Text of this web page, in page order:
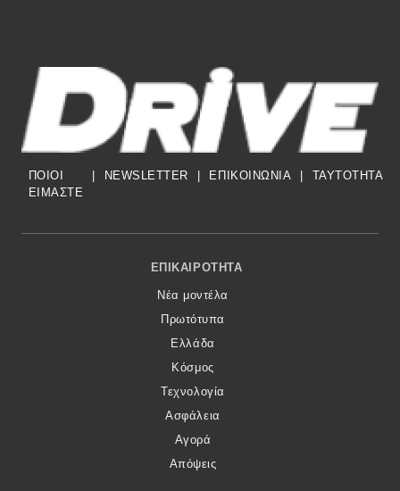
ΠΟΙΟΙ
ΕΙΜΑΣΤΕ
| NEWSLETTER | ΕΠΙΚΟΙΝΩΝΙΑ | TAYTOTHTA
Footer Menu
ΕΠΙΚΑΙΡΌΤΗΤΑ
Νέα μοντέλα
Πρωτότυπα
Ελλάδα
Κόσμος
Τεχνολογία
Ασφάλεια
Αγορά
Απόψεις